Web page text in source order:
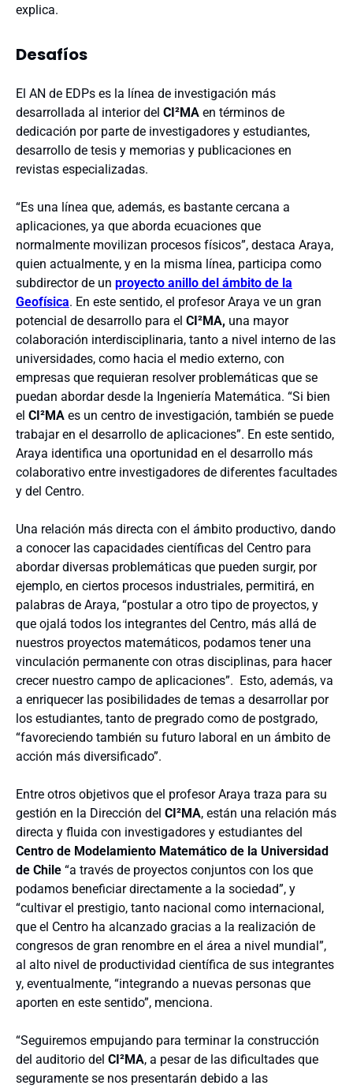
explica.
Desafíos
El AN de EDPs es la línea de investigación más
desarrollada al interior del CI²MA en términos de
dedicación por parte de investigadores y estudiantes,
desarrollo de tesis y memorias y publicaciones en
revistas especializadas.
“Es una línea que, además, es bastante cercana a
aplicaciones, ya que aborda ecuaciones que
normalmente movilizan procesos físicos”, destaca Araya,
quien actualmente, y en la misma línea, participa como
subdirector de un proyecto anillo del ámbito de la
Geofísica. En este sentido, el profesor Araya ve un gran
potencial de desarrollo para el CI²MA, una mayor
colaboración interdisciplinaria, tanto a nivel interno de las
universidades, como hacia el medio externo, con
empresas que requieran resolver problemáticas que se
puedan abordar desde la Ingeniería Matemática. “Si bien
el CI²MA es un centro de investigación, también se puede
trabajar en el desarrollo de aplicaciones”. En este sentido,
Araya identifica una oportunidad en el desarrollo más
colaborativo entre investigadores de diferentes facultades
y del Centro.
Una relación más directa con el ámbito productivo, dando
a conocer las capacidades científicas del Centro para
abordar diversas problemáticas que pueden surgir, por
ejemplo, en ciertos procesos industriales, permitirá, en
palabras de Araya, “postular a otro tipo de proyectos, y
que ojalá todos los integrantes del Centro, más allá de
nuestros proyectos matemáticos, podamos tener una
vinculación permanente con otras disciplinas, para hacer
crecer nuestro campo de aplicaciones”. Esto, además, va
a enriquecer las posibilidades de temas a desarrollar por
los estudiantes, tanto de pregrado como de postgrado,
“favoreciendo también su futuro laboral en un ámbito de
acción más diversificado”.
Entre otros objetivos que el profesor Araya traza para su
gestión en la Dirección del CI²MA, están una relación más
directa y fluida con investigadores y estudiantes del
Centro de Modelamiento Matemático de la Universidad
de Chile “a través de proyectos conjuntos con los que
podamos beneficiar directamente a la sociedad”, y
“cultivar el prestigio, tanto nacional como internacional,
que el Centro ha alcanzado gracias a la realización de
congresos de gran renombre en el área a nivel mundial”,
al alto nivel de productividad científica de sus integrantes
y, eventualmente, “integrando a nuevas personas que
aporten en este sentido”, menciona.
“Seguiremos empujando para terminar la construcción
del auditorio del CI²MA, a pesar de las dificultades que
seguramente se nos presentarán debido a las